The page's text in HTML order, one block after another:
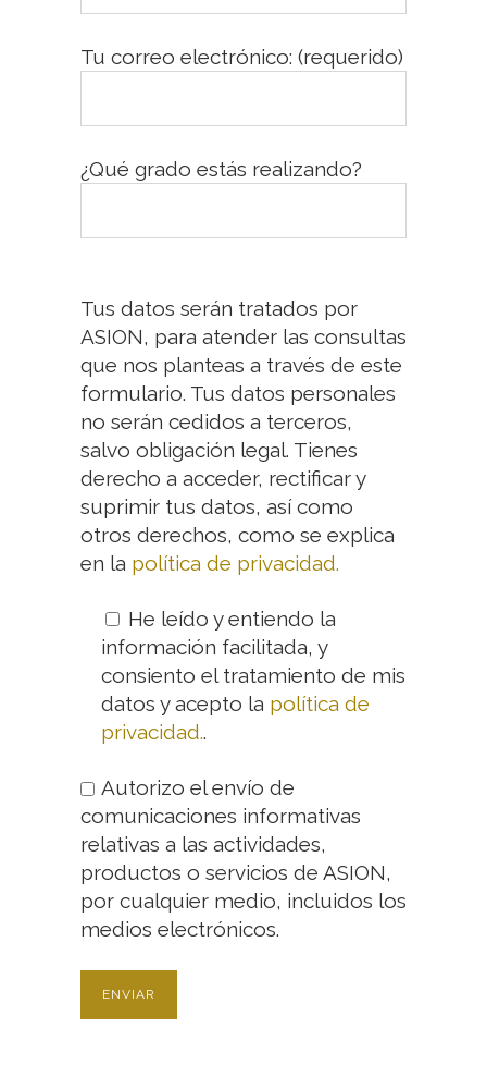
Tu correo electrónico: (requerido)
¿Qué grado estás realizando?
Tus datos serán tratados por
ASION, para atender las consultas
que nos planteas a través de este
formulario. Tus datos personales
no serán cedidos a terceros,
salvo obligación legal. Tienes
derecho a acceder, rectificar y
suprimir tus datos, así como
otros derechos, como se explica
en la política de privacidad.
He leído y entiendo la
información facilitada, y
consiento el tratamiento de mis
datos y acepto la política de
privacidad..
Autorizo el envío de
comunicaciones informativas
relativas a las actividades,
productos o servicios de ASION,
por cualquier medio, incluidos los
medios electrónicos.